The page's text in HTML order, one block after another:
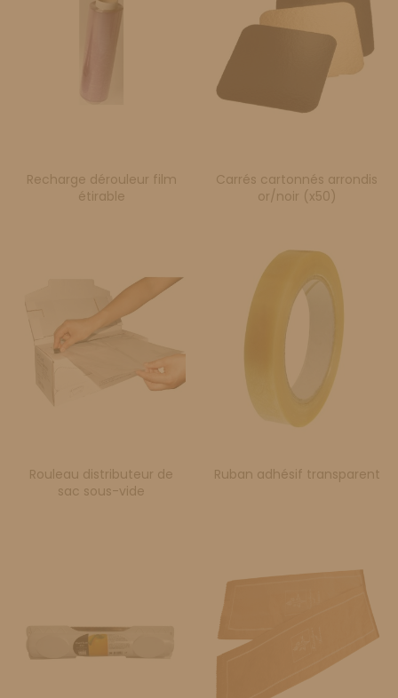
Recharge dérouleur film
étirable
Carrés cartonnés arrondis
or/noir (x50)
Rouleau distributeur de
sac sous-vide
Ruban adhésif transparent